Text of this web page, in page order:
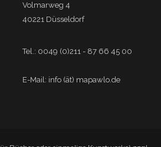
Volmarweg 4
40221 Düsseldorf
Tel.: 0049 (0)211 - 87 66 45 00
E-Mail: info (ät) mapawlo.de